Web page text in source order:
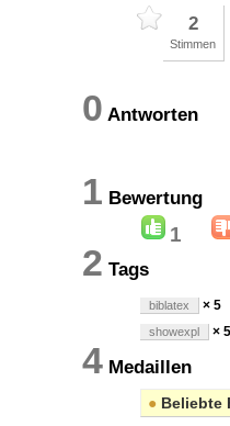
2
Stimmen
0
1
1
2
biblatex × 5
showexpl × 5
4
● Beliebte